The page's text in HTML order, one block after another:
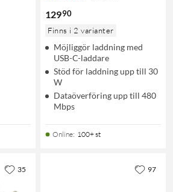
12990
Finns i 2 varianter
Möjliggör laddning med
USB-C-laddare
Stöd för laddning upp till 30
W
Dataöverföring upp till 480
Mbps
Online: 100+ st
35 97